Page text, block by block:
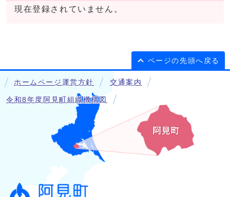
現在登録されていません。
ページの先頭へ戻る
ホームページ運営方針 交通案内
令和8年度阿見町組織機構図